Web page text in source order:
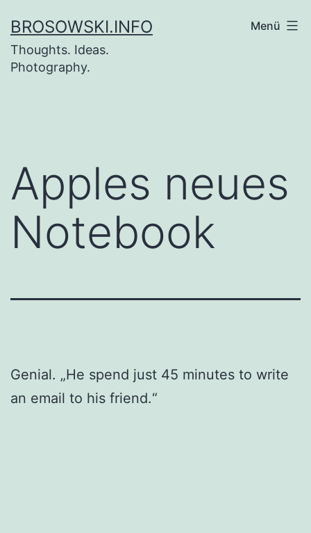
Inhalt
springen
BROSOWSKI.INFO
Thoughts. Ideas.
Photography.
Menü
Apples neues
Notebook
Genial. „He spend just 45 minutes to write
an email to his friend.“